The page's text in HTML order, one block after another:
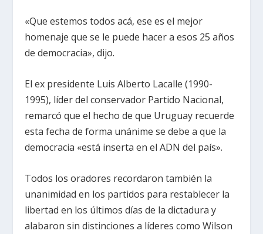
«Que estemos todos acá, ese es el mejor
homenaje que se le puede hacer a esos 25 años
de democracia», dijo.
El ex presidente Luis Alberto Lacalle (1990-
1995), líder del conservador Partido Nacional,
remarcó que el hecho de que Uruguay recuerde
esta fecha de forma unánime se debe a que la
democracia «está inserta en el ADN del país».
Todos los oradores recordaron también la
unanimidad en los partidos para restablecer la
libertad en los últimos días de la dictadura y
alabaron sin distinciones a líderes como Wilson